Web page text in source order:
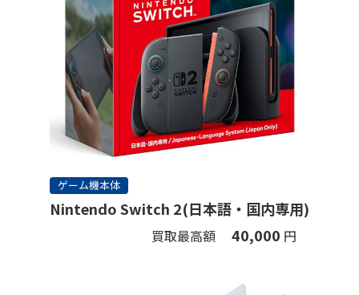
ゲーム機本体
Nintendo Switch 2(日本語・国内専用)
買取最高額 40,000 円